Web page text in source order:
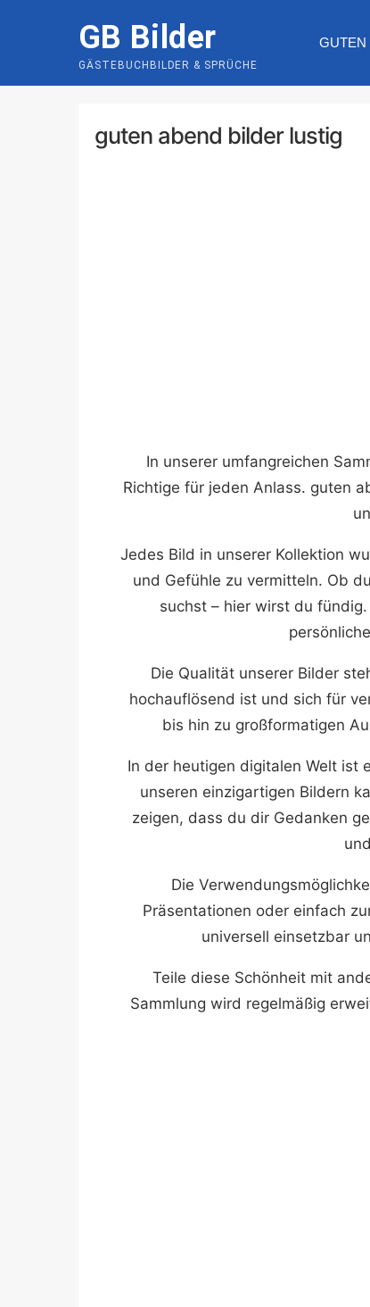
GB Bilder
GÄSTEBUCHBILDER & SPRÜCHE
GUTEN
guten abend bilder lustig
In unserer umfangreichen
Richtige für jeden Anlass. guten
Jedes Bild in unserer Kollektion
und Gefühle zu vermitteln. Ob
suchst – hier wirst du
Die Qualität unserer Bilder
hochauflösend ist und sich für
bis hin zu großformatigen
In der heutigen digitalen Welt ist
unseren einzigartigen Bildern
zeigen, dass du dir Gedanken
Die
Präsentationen oder einfach
universell einsetzbar
Teile diese Schönheit mit
Sammlung wird regelmäßig